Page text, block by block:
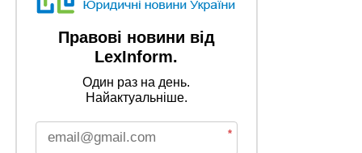
Правові новини від
LexInform.
Один раз на день.
Найактуальніше.
*